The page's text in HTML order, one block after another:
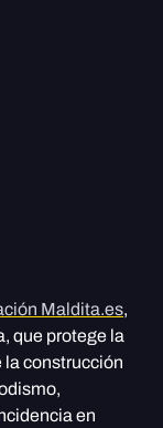
Maldita.es,
que protege la
la construcción
en